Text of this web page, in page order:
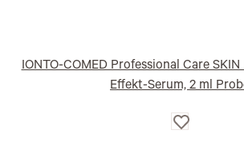
IONTO-COMED Professional Care
Effekt-Serum, 2 ml
Auf
die